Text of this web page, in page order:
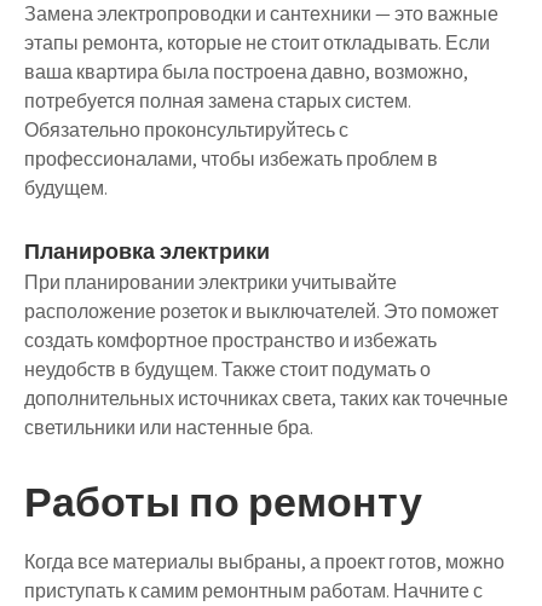
Замена электропроводки и сантехники — это важные
этапы ремонта, которые не стоит откладывать. Если
ваша квартира была построена давно, возможно,
потребуется полная замена старых систем.
Обязательно проконсультируйтесь с
профессионалами, чтобы избежать проблем в
будущем.
Планировка электрики
При планировании электрики учитывайте
расположение розеток и выключателей. Это поможет
создать комфортное пространство и избежать
неудобств в будущем. Также стоит подумать о
дополнительных источниках света, таких как точечные
светильники или настенные бра.
Работы по ремонту
Когда все материалы выбраны, а проект готов, можно
приступать к самим ремонтным работам. Начните с